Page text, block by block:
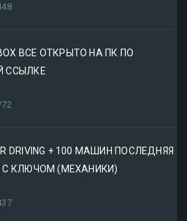
ВСЕ ОТКРЫТО НА ПК ПО
ССЫЛКЕ
DRIVING + 100 МАШИН ПОСЛЕДНЯЯ
С КЛЮЧОМ (МЕХАНИКИ)